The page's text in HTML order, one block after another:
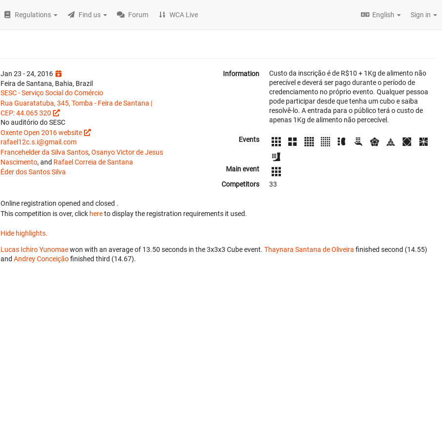
Regulations Find us Forum WCA Live English Sign in
Jan 23 - 24, 2016
Feira de Santana, Bahia, Brazil
SESC - Serviço Social do Comércio
Rua Guaratatuba, 345, Tomba - Feira de Santana |
CEP: 44.065 320
No auditório do SESC
Oxente Open 2016 website
rafael12c.s.i@gmail.com
Francehelder da Silva Santos, Osanyo Victor de Jesus
Nascimento, and Rafael Correia de Santana
Éder dos Santos Silva
Information
Custo da inscrição é de R$10 + 1Kg de alimento não
perecível e deverá ser pago durante o período de
credenciamento no próprio evento. Qualquer pessoa
pode participar desde que tenha um cubo e saiba
resolvê-lo. A entrada para o público terá o custo de
apenas 1Kg de alimento não percecível.
Events
Main event
Competitors
33
Online registration opened and closed .
This competition is over, click hereto display the registration requirements it used.
Hide highlights.
Lucas Ichiro Yunomaewon with an average of 13.50 seconds in the 3x3x3 Cube event. Thaynara Santana de Oliveira finished second (14.55)
and Andrey Conceiçãofinished third (14.67).